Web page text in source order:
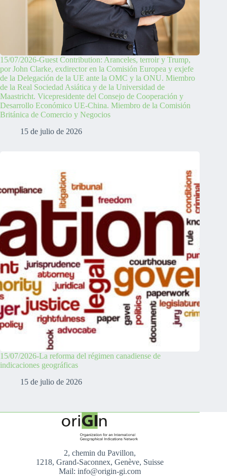
15/07/2026-Guest Contribution: Aranceles, terroir y Trump,
por John Clarke, exdirector en la Comisión Europea y exjefe
de la Delegación de la UE ante la OMC y la ONU. Miembro
de la Real Sociedad Asiática y de la Universidad de
Maastricht. Vicepresidente del Consejo de Cooperación y
Desarrollo Económico UE-China. Miembro de la Comisión
Británica de Comercio y Negocios
15 de julio de 2026
15/07/2026-La reforma del régimen canadiense de
indicaciones geográficas
15 de julio de 2026
2, chemin du Pavillon,
1218, Grand-Saconnex, Genève, Suisse
Mail: info@origin-gi.com